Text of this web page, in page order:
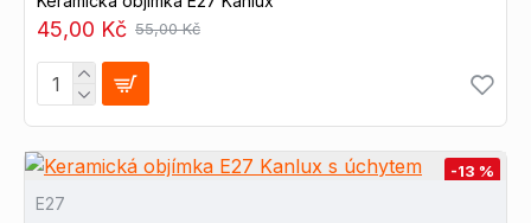
45,00 Kč 55,00 Kč
-13 %
E27